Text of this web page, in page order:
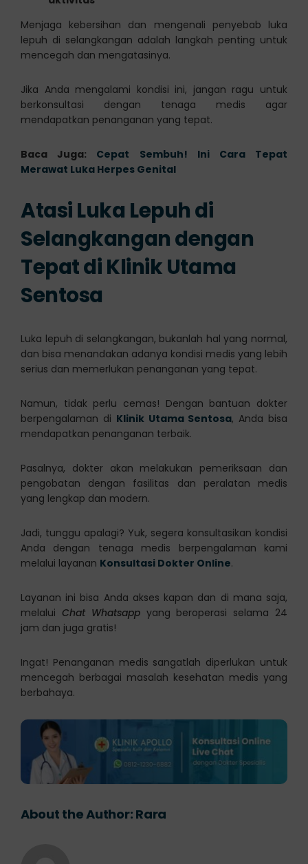
Menjaga kebersihan dan mengenali penyebab luka
lepuh di selangkangan adalah langkah penting untuk
mencegah dan mengatasinya.
Jika Anda mengalami kondisi ini, jangan ragu untuk
berkonsultasi dengan tenaga medis agar
mendapatkan penanganan yang tepat.
Baca Juga: Cepat Sembuh! Ini Cara Tepat
Merawat Luka Herpes Genital
Atasi Luka Lepuh di
Selangkangan dengan
Tepat di Klinik Utama
Sentosa
Luka lepuh di selangkangan, bukanlah hal yang normal,
dan bisa menandakan adanya kondisi medis yang lebih
serius dan memerlukan penanganan yang tepat.
Namun, tidak perlu cemas! Dengan bantuan dokter
berpengalaman di Klinik Utama Sentosa, Anda bisa
mendapatkan penanganan terbaik.
Pasalnya, dokter akan melakukan pemeriksaan dan
pengobatan dengan fasilitas dan peralatan medis
yang lengkap dan modern.
Jadi, tunggu apalagi? Yuk, segera konsultasikan kondisi
Anda dengan tenaga medis berpengalaman kami
melalui layanan Konsultasi Dokter Online.
Layanan ini bisa Anda akses kapan dan di mana saja,
melalui Chat Whatsappyang beroperasi selama 24
jam dan juga gratis!
Ingat! Penanganan medis sangatlah diperlukan untuk
mencegah berbagai masalah kesehatan medis yang
berbahaya.
About the Author: Rara